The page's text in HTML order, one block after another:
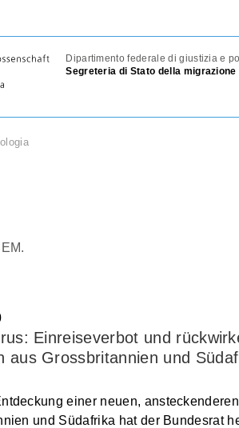
Dipartimento federale di giustizia e
Segreteria di Stato della migrazione
Einreiseverbot und
aus Grossbritannien und
einer neuen,
und Südafrika hat der Bundesrat